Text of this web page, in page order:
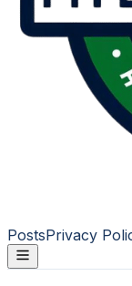
PostsPrivacy